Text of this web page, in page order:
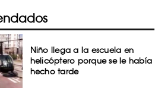
Niño llega a la escuela en
helicóptero porque se le había
hecho tarde